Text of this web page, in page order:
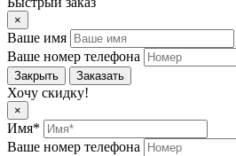
×
Ваше имя
Ваше номер телефона
Закрыть Заказать
Хочу скидку!
×
Имя*
Ваше номер телефона